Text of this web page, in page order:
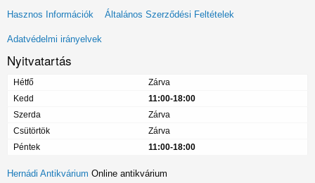
Lábléc
menü
Hasznos Információk Általános Szerződési Feltételek
Adatvédelmi irányelvek
Nyitvatartás
Hétfő
Zárva
Kedd
11:00-18:00
Szerda
Zárva
Csütörtök
Zárva
Péntek
11:00-18:00
Hernádi Antikvárium Online antikvárium